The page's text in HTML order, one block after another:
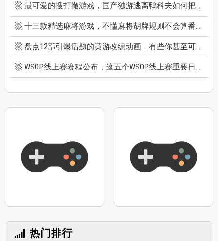
最可爱的搜打撤游戏，国产独游逃离鸭科夫如何把搜打撤玩出新高度
十三款精选麻将游戏，不懂麻将胡牌规则不会算番也能玩
盘点12部引爆话题的黄游改编动画，有些你甚至可能不知道它原作是黄游
WSOP线上赛赛程公布，这五个WSOP线上赛重要日期千万别错过
热门排行